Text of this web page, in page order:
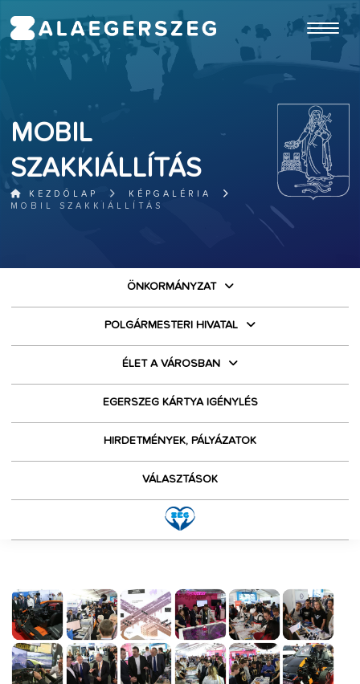
ugrás a fő tartalomhoz
MOBIL
SZAKKIÁLLÍTÁS
KEZDŐLAP
KÉPGALÉRIA
MOBIL SZAKKIÁLLÍTÁS
ÖNKORMÁNYZAT
POLGÁRMESTERI HIVATAL
ÉLET A VÁROSBAN
EGERSZEG KÁRTYA IGÉNYLÉS
HIRDETMÉNYEK, PÁLYÁZATOK
VÁLASZTÁSOK